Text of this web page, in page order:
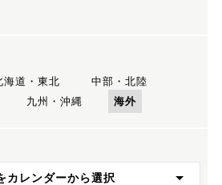
海道・東北
中部・北陸
九州・沖縄 海外
カレンダーから選択